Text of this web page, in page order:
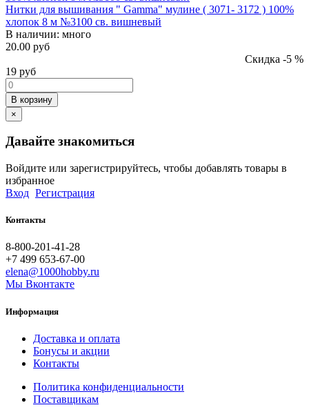
Нитки для вышивания " Gamma" мулине ( 3071- 3172 ) 100%
хлопок 8 м №3100 св. вишневый
В наличии: много
20.00 руб
Скидка -5 %
19 руб
В корзину
×
Давайте знакомиться
Войдите или зарегистрируйтесь, чтобы добавлять товары в
избранное
Вход Регистрация
Контакты
8-800-201-41-28
+7 499 653-67-00
elena@1000hobby.ru
Мы Вконтакте
Информация
Доставка и оплата
Бонусы и акции
Контакты
Политика конфиденциальности
Поставщикам